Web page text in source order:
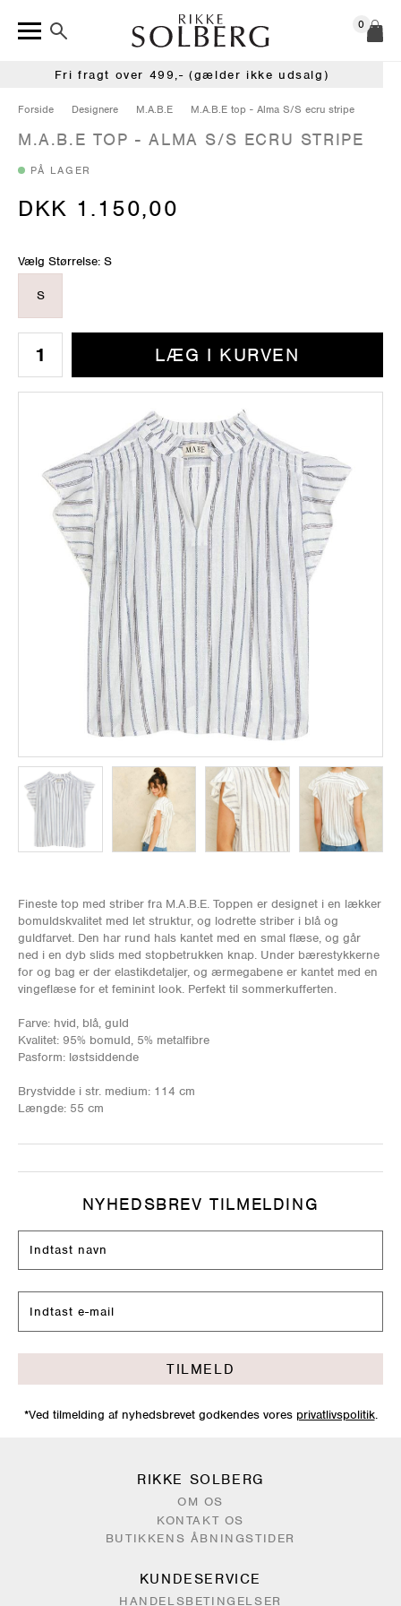
0
Fri fragt over 499,- (gælder ikke udsalg)
Forside Designere M.A.B.E M.A.B.E top - Alma S/S ecru stripe
M.A.B.E TOP - ALMA S/S ECRU STRIPE
PÅ LAGER
DKK 1.150,00
Vælg Størrelse: S
S
LÆG I KURVEN
Fineste top med striber fra M.A.B.E. Toppen er designet i en lækker
bomuldskvalitet med let struktur, og lodrette striber i blå og
guldfarvet. Den har rund hals kantet med en smal flæse, og går
ned i en dyb slids med stopbetrukken knap. Under bærestykkerne
for og bag er der elastikdetaljer, og ærmegabene er kantet med en
vingeflæse for et feminint look. Perfekt til sommerkufferten.
Farve: hvid, blå, guld
Kvalitet: 95% bomuld, 5% metalfibre
Pasform: løstsiddende
Brystvidde i str. medium: 114 cm
Længde: 55 cm
NYHEDSBREV TILMELDING
TILMELD
*Ved tilmelding af nyhedsbrevet godkendes vores privatlivspolitik.
RIKKE SOLBERG
OM OS
KONTAKT OS
BUTIKKENS ÅBNINGSTIDER
KUNDESERVICE
HANDELSBETINGELSER